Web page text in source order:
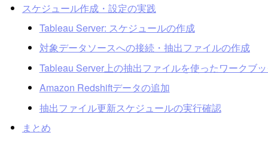
スケジュール作成・設定の実践
Tableau Server: スケジュールの作成
対象データソースへの接続・抽出ファイルの作成
Tableau Server上の抽出ファイルを使ったワークブ
Amazon Redshiftデータの追加
抽出ファイル更新スケジュールの実行確認
まとめ